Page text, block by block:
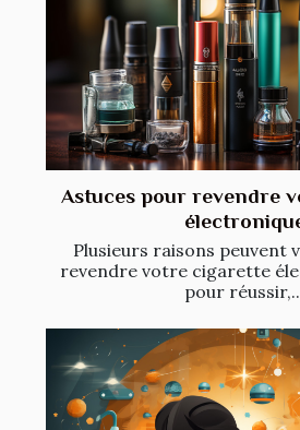
Astuces pour revendre
Plusieurs raisons peuvent
revendre votre cigarette
pour